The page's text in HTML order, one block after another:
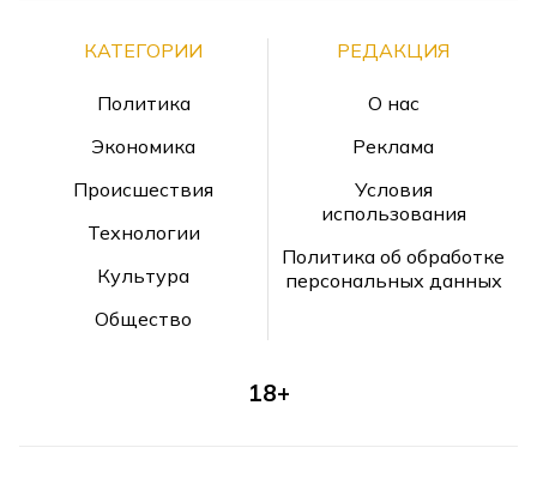
КАТЕГОРИИ
Политика
Экономика
Происшествия
Технологии
Культура
Общество
РЕДАКЦИЯ
О нас
Реклама
Условия
использования
Политика об обработке
персональных данных
18+